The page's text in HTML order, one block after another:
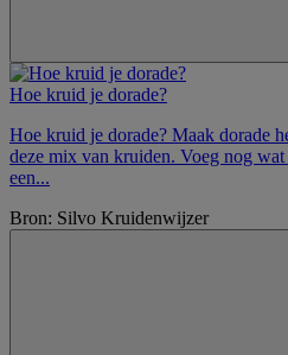
Hoe kruid je dorade?
Hoe kruid je dorade? Maak dorade
deze mix van kruiden. Voeg nog
een...
Bron: Silvo Kruidenwijzer